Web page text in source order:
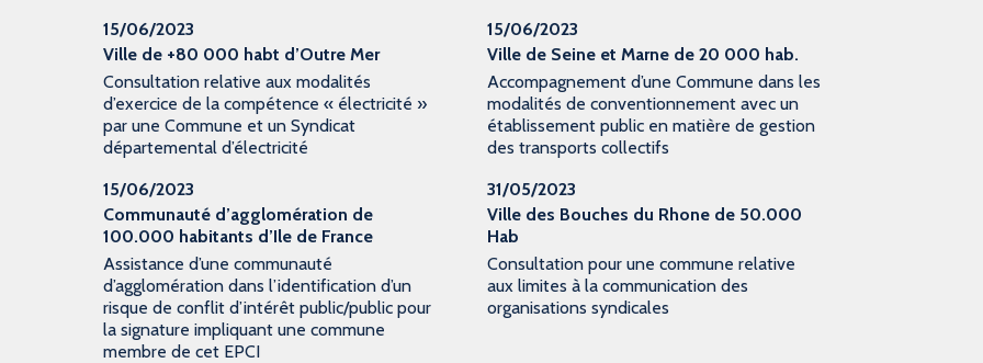
15/06/2023
Ville de +80 000 habt d’Outre Mer
Consultation relative aux modalités
d’exercice de la compétence « électricité »
par une Commune et un Syndicat
départemental d’électricité
15/06/2023
Ville de Seine et Marne de 20 000 hab.
Accompagnement d’une Commune dans les
modalités de conventionnement avec un
établissement public en matière de gestion
des transports collectifs
15/06/2023
Communauté d’agglomération de
100.000 habitants d’Ile de France
Assistance d’une communauté
d’agglomération dans l’identification d’un
risque de conflit d’intérêt public/public pour
la signature impliquant une commune
membre de cet EPCI
31/05/2023
Ville des Bouches du Rhone de 50.000
Hab
Consultation pour une commune relative
aux limites à la communication des
organisations syndicales